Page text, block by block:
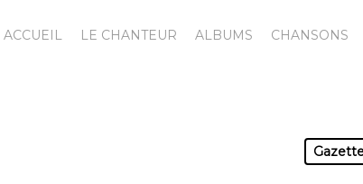
ACCUEIL LE CHANTEUR ALBUMS CHANSONS